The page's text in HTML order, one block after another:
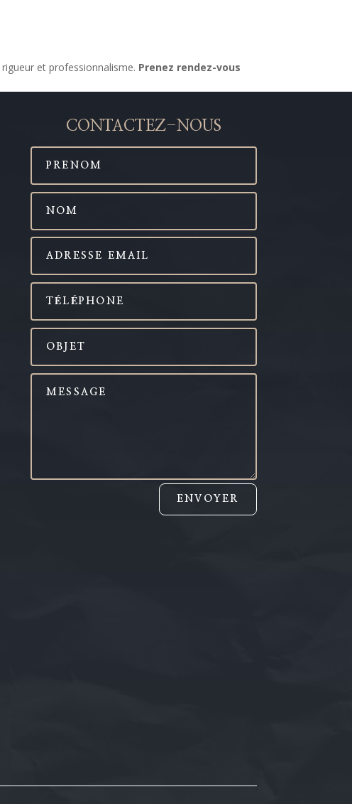
et professionnalisme. Prenez rendez-vous
CONTACTEZ-NOUS
ENVOYER